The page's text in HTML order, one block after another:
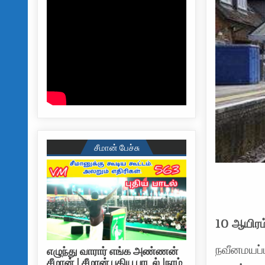
10
சீமான் பேச்சு
எழுந்து வாரார் எங்க அண்ணன்
சீமான் | சீமான் புதிய பாடல் |நாம்